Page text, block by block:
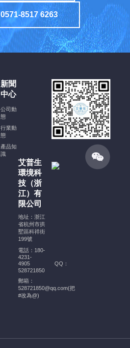
0571-8517 6263
新聞
中心
公司動
態
行業動
態
產品知
識
艾普生
環境科
技（浙
江）有
限公司
地址：浙江
省杭州市拱
墅區科祥街
199號
電話：180-
4231-
4905
QQ：
528721850
郵箱：
528721850@qq.com(把
#改為@)